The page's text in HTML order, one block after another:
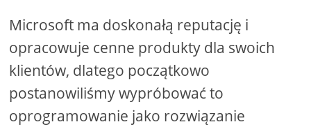
Microsoft ma doskonałą reputację i
opracowuje cenne produkty dla swoich
klientów, dlatego początkowo
postanowiliśmy wypróbować to
oprogramowanie jako rozwiązanie